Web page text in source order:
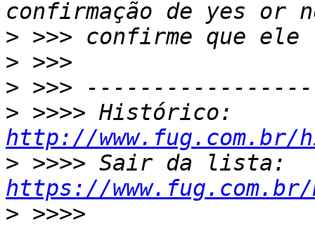
>
>
>
>
http://
>
https://
>